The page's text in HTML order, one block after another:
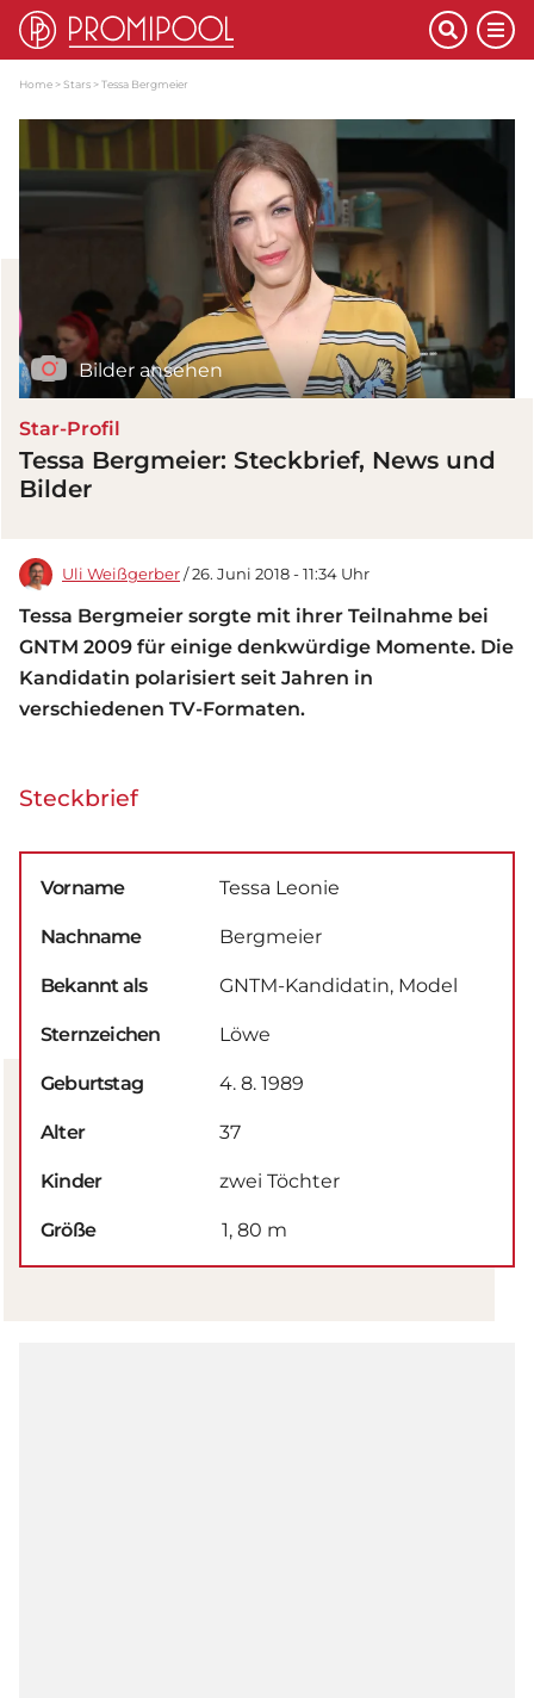
Home Stars Tessa Bergmeier
Bilder ansehen
Star-Profil
Tessa Bergmeier: Steckbrief, News und
Bilder
Uli Weißgerber / 26. Juni 2018 - 11:34 Uhr
Tessa Bergmeier sorgte mit ihrer Teilnahme bei
GNTM 2009 für einige denkwürdige Momente. Die
Kandidatin polarisiert seit Jahren in
verschiedenen TV-Formaten.
Steckbrief
Vorname Tessa Leonie
Nachname Bergmeier
Bekannt als GNTM-Kandidatin, Model
Sternzeichen Löwe
Geburtstag 4. 8. 1989
Alter 37
Kinder zwei Töchter
Größe 1, 80 m